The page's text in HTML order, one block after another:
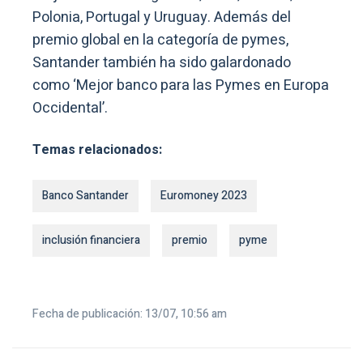
Polonia, Portugal y Uruguay. Además del
premio global en la categoría de pymes,
Santander también ha sido galardonado
como ‘Mejor banco para las Pymes en Europa
Occidental’.
Temas relacionados:
Banco Santander Euromoney 2023
inclusión financiera premio pyme
Fecha de publicación: 13/07, 10:56 am